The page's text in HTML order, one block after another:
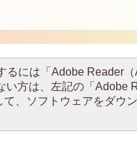
るには「Adobe Reader
い方は、左記の「Adobe
、ソフトウェアをダウ